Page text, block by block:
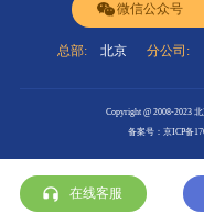
微信公众号
总部: 北京 分公司:
Copyright @ 2008-2023
备案号：京ICP备
在线客服